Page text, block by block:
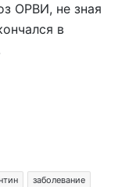
ОРВИ, не зная
в
заболевание